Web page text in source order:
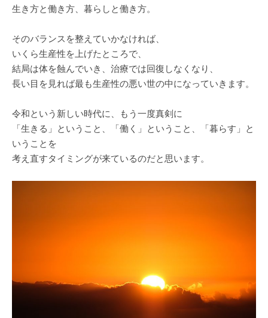
生き方と働き方、暮らしと働き方。
そのバランスを整えていかなければ、
いくら生産性を上げたところで、
結局は体を蝕んでいき、治療では回復しなくなり、
長い目を見れば最も生産性の悪い世の中になっていきます。
令和という新しい時代に、もう一度真剣に
「生きる」ということ、「働く」ということ、「暮らす」と
いうことを
考え直すタイミングが来ているのだと思います。